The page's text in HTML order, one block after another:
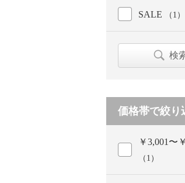
SALE （1）
検
価格帯で絞り
￥3,001〜
（1）